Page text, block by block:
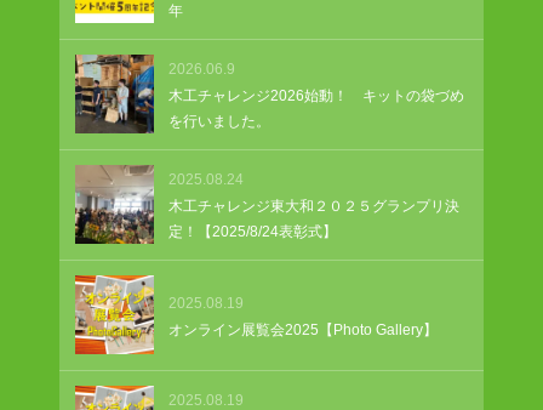
年
2026.06.9
木工チャレンジ2026始動！ キットの袋づめ
を行いました。
2025.08.24
木工チャレンジ東大和２０２５グランプリ決
定！【2025/8/24表彰式】
2025.08.19
オンライン展覧会2025【Photo Gallery】
2025.08.19